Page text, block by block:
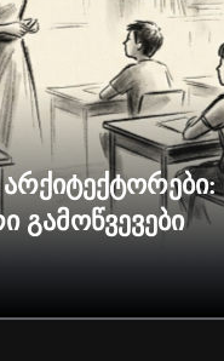
გამოწვევები